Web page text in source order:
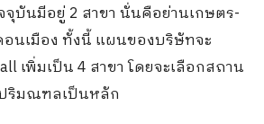
บันมีอยู่ 2 สาขา นั่นคือย่านเกษตร-
นเมือง ทั้งนี้ แผนของบริษัทจะ
เพิ่มเป็น 4 สาขา โดยจะเลือกสถาน
ริมณฑลเป็นหลัก